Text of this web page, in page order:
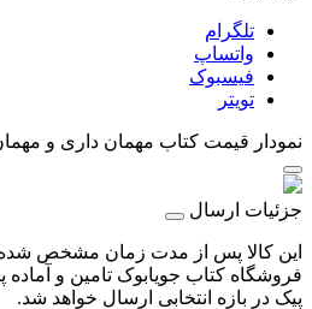
تلگرام
واتساپ
فیسبوک
تویتر
نمودار قیمت کتاب مهمان داری و
جزئیات ارسال
این کالا پس از مدت زمان مشخص شده
فروشگاه کتاب جویابوک تامین و
پیک در بازه انتخابی ارسال خواهد شد.